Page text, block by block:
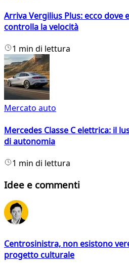
Arriva Vergilius Plus: ecco
controlla la velocità
1 min di lettura
Mercato auto
Mercedes Classe C elettrica: il
di autonomia
1 min di lettura
Idee e commenti
Centrosinistra, non esistono
progetto culturale